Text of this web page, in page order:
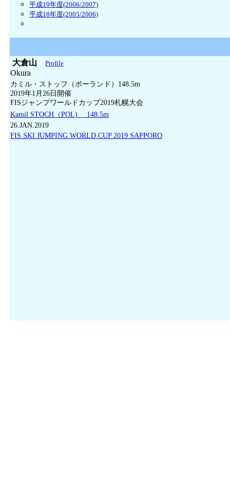
平成19年度(2006/2007)
平成18年度(2005/2006)
大倉山 Profile
Okura
カミル・ストッフ（ポーランド）148.5m
2019年1月26日開催
FISジャンプワールドカップ2019札幌大会
Kamil STOCH（POL) 148.5m
26.JAN.2019
FIS SKI JUMPING WORLD CUP 2019 SAPPORO